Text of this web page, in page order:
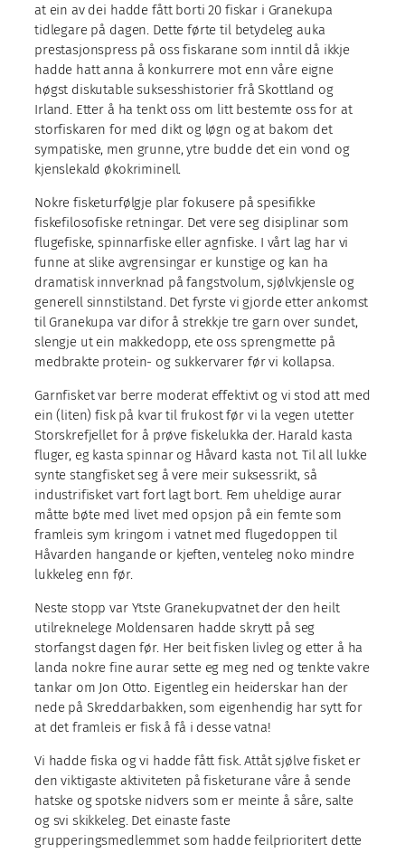
at ein av dei hadde fått borti 20 fiskar i Granekupa
tidlegare på dagen. Dette førte til betydeleg auka
prestasjonspress på oss fiskarane som inntil då ikkje
hadde hatt anna å konkurrere mot enn våre eigne
høgst diskutable suksesshistorier frå Skottland og
Irland. Etter å ha tenkt oss om litt bestemte oss for at
storfiskaren for med dikt og løgn og at bakom det
sympatiske, men grunne, ytre budde det ein vond og
kjenslekald økokriminell.
Nokre fisketurfølgje plar fokusere på spesifikke
fiskefilosofiske retningar. Det vere seg disiplinar som
flugefiske, spinnarfiske eller agnfiske. I vårt lag har vi
funne at slike avgrensingar er kunstige og kan ha
dramatisk innverknad på fangstvolum, sjølvkjensle og
generell sinnstilstand. Det fyrste vi gjorde etter ankomst
til Granekupa var difor å strekkje tre garn over sundet,
slengje ut ein makkedopp, ete oss sprengmette på
medbrakte protein- og sukkervarer før vi kollapsa.
Garnfisket var berre moderat effektivt og vi stod att med
ein (liten) fisk på kvar til frukost før vi la vegen utetter
Storskrefjellet for å prøve fiskelukka der. Harald kasta
fluger, eg kasta spinnar og Håvard kasta not. Til all lukke
synte stangfisket seg å vere meir suksessrikt, så
industrifisket vart fort lagt bort. Fem uheldige aurar
måtte bøte med livet med opsjon på ein femte som
framleis sym kringom i vatnet med flugedoppen til
Håvarden hangande or kjeften, venteleg noko mindre
lukkeleg enn før.
Neste stopp var Ytste Granekupvatnet der den heilt
utilreknelege Moldensaren hadde skrytt på seg
storfangst dagen før. Her beit fisken livleg og etter å ha
landa nokre fine aurar sette eg meg ned og tenkte vakre
tankar om Jon Otto. Eigentleg ein heiderskar han der
nede på Skreddarbakken, som eigenhendig har sytt for
at det framleis er fisk å få i desse vatna!
Vi hadde fiska og vi hadde fått fisk. Attåt sjølve fisket er
den viktigaste aktiviteten på fisketurane våre å sende
hatske og spotske nidvers som er meinte å såre, salte
og svi skikkeleg. Det einaste faste
grupperingsmedlemmet som hadde feilprioritert dette